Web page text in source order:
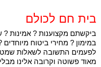
בית חם לכולם
ביקשתם מקצוענות ? אמינות ?
במימון ? מחירי ביטוח
לפעמים התשובה לשאלות
מאוד פשוטה וקרובה אלינו